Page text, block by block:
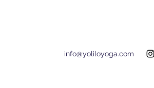
info@yoliloyoga.com